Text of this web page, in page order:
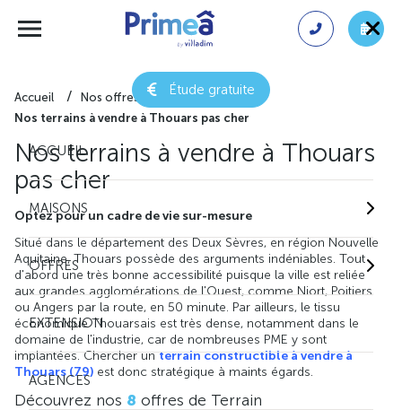
Étude gratuite
ACCUEIL
MAISONS
OFFRES
EXTENSION
AGENCES
Accueil
Nos offres de terrain
Nos terrains à vendre à Thouars pas cher
Nos terrains à vendre à Thouars
pas cher
Optez pour un cadre de vie sur-mesure
Situé dans le département des Deux Sèvres, en région Nouvelle
Aquitaine, Thouars possède des arguments indéniables. Tout
d'abord une très bonne accessibilité puisque la ville est reliée
aux grandes agglomérations de l'Ouest, comme Niort, Poitiers
ou Angers par la route, en 50 minute. Par ailleurs, le tissu
économique Thouarsais est très dense, notamment dans le
domaine de l'industrie, car de nombreuses PME y sont
implantées. Chercher unterrain constructible à vendre à
Thouars (79) est donc stratégique à maints égards.
Découvrez nos 8 offres de Terrain